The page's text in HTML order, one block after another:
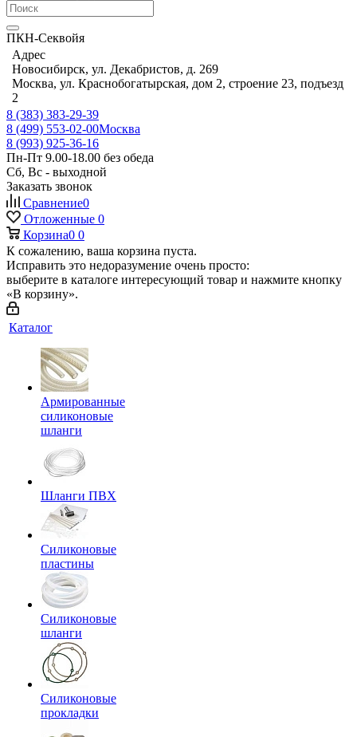
ПКН-Секвойя
Адрес
Новосибирск, ул. Декабристов, д. 269
Москва, ул. Краснобогатырская, дом 2, строение 23, подъезд
2
8 (383) 383-29-39
8 (499) 553-02-00Москва
8 (993) 925-36-16
Пн-Пт 9.00-18.00 без обеда
Сб, Вс - выходной
Заказать звонок
Сравнение0
Отложенные 0
Корзина0 0
К сожалению, ваша корзина пуста.
Исправить это недоразумение очень просто:
выберите в каталоге интересующий товар и нажмите кнопку
«В корзину».
Каталог
Армированные
силиконовые
шланги
Шланги ПВХ
Силиконовые
пластины
Силиконовые
шланги
Силиконовые
прокладки